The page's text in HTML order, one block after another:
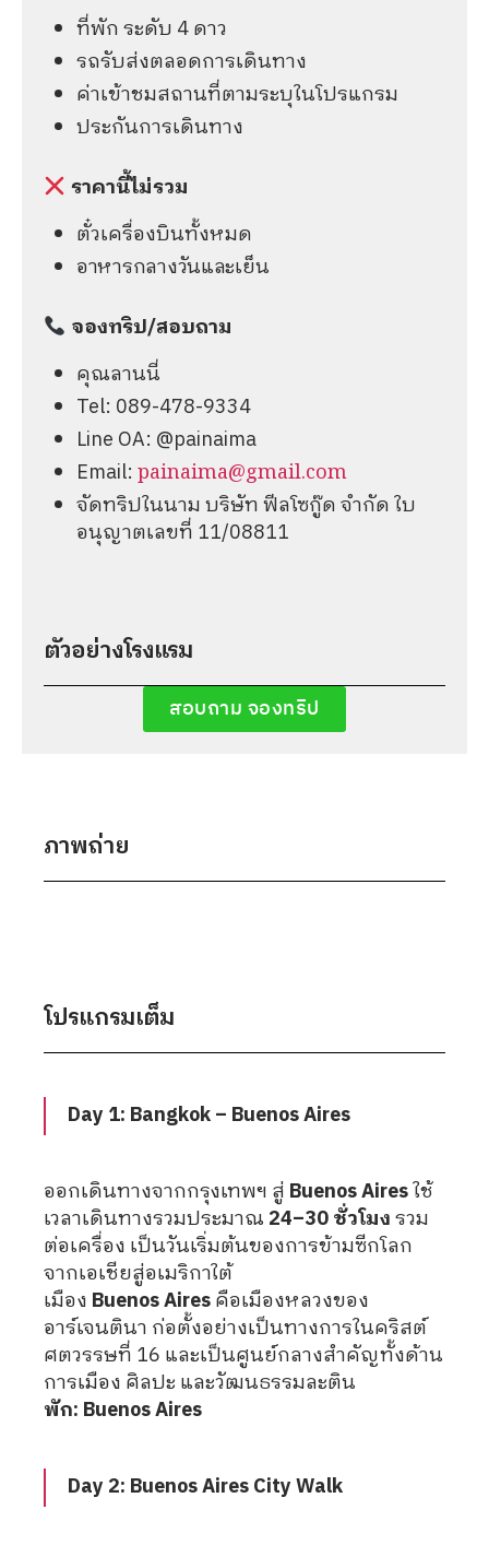
ที่พัก ระดับ 4 ดาว
รถรับส่งตลอดการเดินทาง
ค่าเข้าชมสถานที่ตามระบุในโปรแกรม
ประกันการเดินทาง
ราคานี้ไม่รวม
ตั๋วเครื่องบินทั้งหมด
อาหารกลางวันและเย็น
จองทริป/สอบถาม
คุณลานนี่
Tel: 089-478-9334
Line OA: @painaima
Email: painaima@gmail.com
จัดทริปในนาม บริษัท ฟีลโซกู๊ด จำกัด ใบ
อนุญาตเลขที่ 11/08811
ตัวอย่างโรงแรม
สอบถาม จองทริป
ภาพถ่าย
โปรแกรมเต็ม
Day 1: Bangkok – Buenos Aires
ออกเดินทางจากกรุงเทพฯ สู่ Buenos Airesใช้
เวลาเดินทางรวมประมาณ 24–30 ชั่วโมงรวม
ต่อเครื่อง เป็นวันเริ่มต้นของการข้ามซีกโลก
จากเอเชียสู่อเมริกาใต้
เมือง Buenos Airesคือเมืองหลวงของ
อาร์เจนตินา ก่อตั้งอย่างเป็นทางการในคริสต์
ศตวรรษที่ 16 และเป็นศูนย์กลางสำคัญทั้งด้าน
การเมือง ศิลปะ และวัฒนธรรมละติน
พัก: Buenos Aires
Day 2: Buenos Aires City Walk